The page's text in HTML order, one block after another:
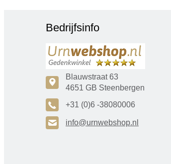
Bedrijfsinfo
c
Blauwstraat 63
4651 GB Steenbergen
A +31 (0)6 -38080006
H info@urnwebshop.nl